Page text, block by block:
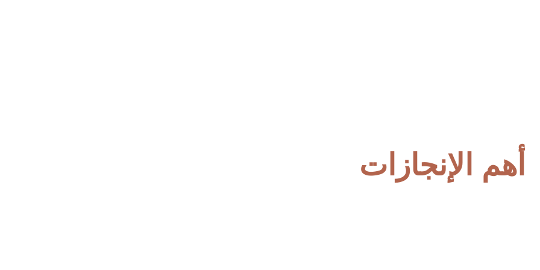
أهم الإنجازات